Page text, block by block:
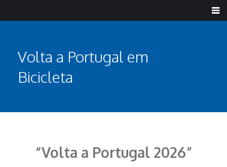
Volta a Portugal em
Bicicleta
“Volta a Portugal 2026”